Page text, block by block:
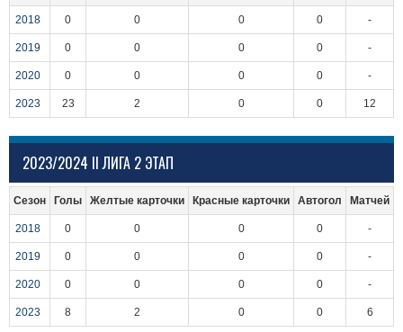
2018 0 0 0 0 -
2019 0 0 0 0 -
2020 0 0 0 0 -
2023 23 2 0 0 12
2023/2024 II ЛИГА 2 ЭТАП
Сезон Голы Желтые карточки Красные карточки Автогол Матчей
2018 0 0 0 0 -
2019 0 0 0 0 -
2020 0 0 0 0 -
2023 8 2 0 0 6